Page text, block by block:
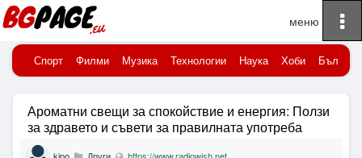
Начало Публикувани новини
Спорт Филми Музика Технологии Наука Хоби
Ароматни свещи за спокойствие и енергия: Ползи
за здравето и съвети за правилната употреба